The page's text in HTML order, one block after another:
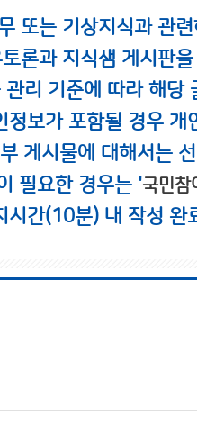
또는 기상지식과 관
론과 지식샘 게시판
리 기준에 따라 해당
보가 포함될 경우
게시물에 대해서는
필요한 경우는 '국민참
시간(10분) 내 작성 완